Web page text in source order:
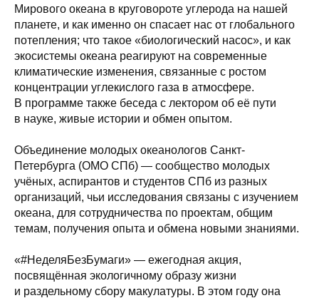
Мирового океана в круговороте углерода на нашей
планете, и как именно он спасает нас от глобального
потепления; что такое «биологический насос», и как
экосистемы океана реагируют на современные
климатические изменения, связанные с ростом
концентрации углекислого газа в атмосфере.
В программе также беседа с лектором об её пути
в науке, живые истории и обмен опытом.
Объединение молодых океанологов Санкт-
Петербурга (ОМО СПб) — сообщество молодых
учёных, аспирантов и студентов СПб из разных
организаций, чьи исследования связаны с изучением
океана, для сотрудничества по проектам, общим
темам, получения опыта и обмена новыми знаниями.
«#НеделяБезБумаги» — ежегодная акция,
посвящённая экологичному образу жизни
и раздельному сбору макулатуры. В этом году она